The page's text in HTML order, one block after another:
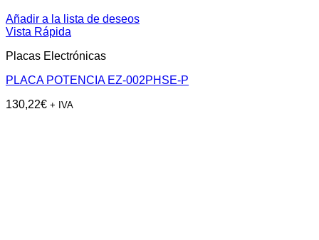
Añadir a la lista de deseos
Vista Rápida
Placas Electrónicas
PLACA POTENCIA EZ-002PHSE-P
130,22€ + IVA